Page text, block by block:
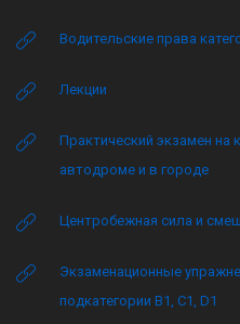
Водительские права
Лекции
Практический экзамен на
автодроме и в городе
Центробежная сила и
Экзаменационные
подкатегории B1, C1, D1